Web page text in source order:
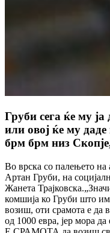
Груби сега ќе му
или овој ќе му
брм брм низ
Во врска со палењето
Артан Груби, на
Жанета
комшија ко Груби што
возиш, оти срамота е да
од 1000 евра, јер мора